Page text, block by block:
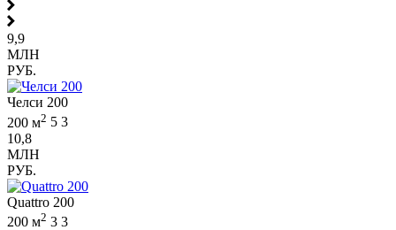
9,9
МЛН
РУБ.
Челси 200
200 м2 5 3
10,8
МЛН
РУБ.
Quattro 200
200 м2 3 3